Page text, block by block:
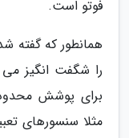
فوتو است.
همانطور که گفته
را شگفت انگیز
برای پوشش
مثلا سنسورهای